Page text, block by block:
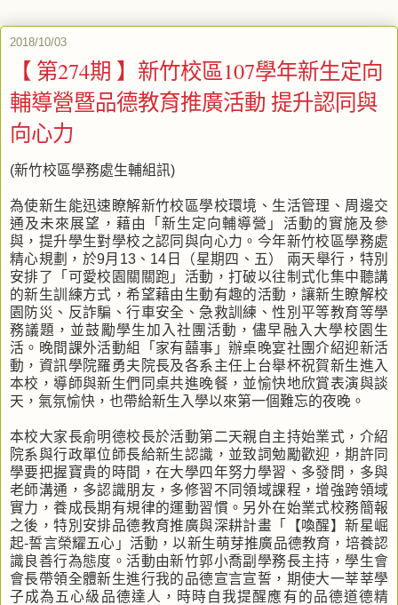
2018/10/03
【 第274期 】新竹校區107學年新生定向
輔導營暨品德教育推廣活動 提升認同與
向心力
(新竹校區學務處生輔組訊)
為使新生能迅速瞭解新竹校區學校環境、生活管理、周邊交
通及未來展望，藉由「新生定向輔導營」活動的實施及參
與，提升學生對學校之認同與向心力。今年新竹校區學務處
精心規劃，於9月13、14日（星期四、五） 兩天舉行，特別
安排了「可愛校園關關跑」活動，打破以往制式化集中聽講
的新生訓練方式，希望藉由生動有趣的活動，讓新生瞭解校
園防災、反詐騙、行車安全、急救訓練、性別平等教育等學
務議題，並鼓勵學生加入社團活動，儘早融入大學校園生
活。晚間課外活動組「家有囍事」辦桌晚宴社團介紹迎新活
動，資訊學院羅勇夫院長及各系主任上台舉杯祝賀新生進入
本校，導師與新生們同桌共進晚餐，並愉快地欣賞表演與談
天，氣氛愉快，也帶給新生入學以來第一個難忘的夜晚。
本校大家長俞明德校長於活動第二天親自主持始業式，介紹
院系與行政單位師長給新生認識，並致詞勉勵歡迎，期許同
學要把握寶貴的時間，在大學四年努力學習、多發問，多與
老師溝通，多認識朋友，多修習不同領域課程，增強跨領域
實力，養成長期有規律的運動習慣。另外在始業式校務簡報
之後，特別安排品德教育推廣與深耕計畫「【喚醒】新星崛
起-誓言榮耀五心」活動，以新生萌芽推廣品德教育，培養認
識良善行為態度。活動由新竹郭小喬副學務長主持，學生會
會長帶領全體新生進行我的品德宣言宣誓，期使大一莘莘學
子成為五心級品德達人，時時自我提醒應有的品德道德精